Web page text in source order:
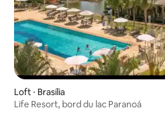
Loft ⋅ Brasília
Life Resort, bord du lac Paranoá